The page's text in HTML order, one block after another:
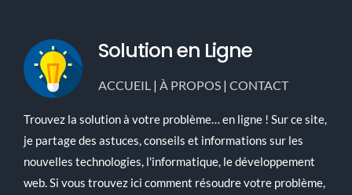
Solution en Ligne
ACCUEIL | À PROPOS | CONTACT
Trouvez la solution à votre problème… en ligne ! Sur ce site,
je partage des astuces, conseils et informations sur les
nouvelles technologies, l'informatique, le développement
web. Si vous trouvez ici comment résoudre votre problème,